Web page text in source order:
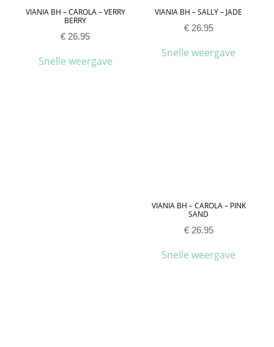
VIANIA BH – CAROLA – VERRY
BERRY
€ 26.95
Snelle weergave
VIANIA BH – SALLY – JADE
€26.95
Snelle weergave
VIANIA BH – CAROLA – PINK
SAND
€26.95
Snelle weergave